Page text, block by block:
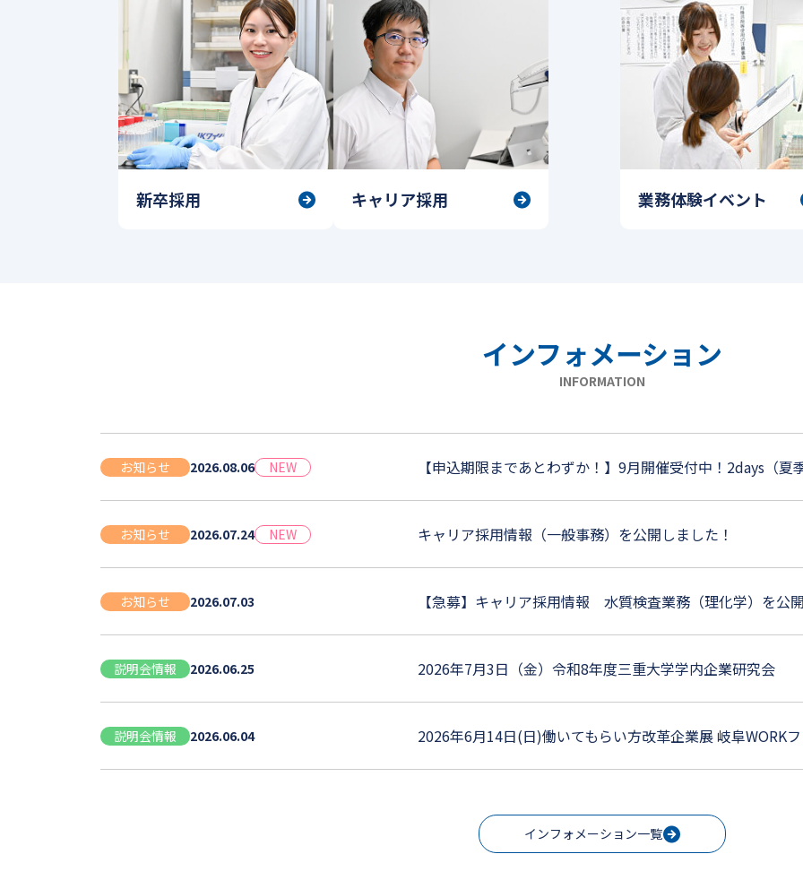
新卒採用 キャリア採用 業務体験イベント
インフォメーション
INFORMATION
お知らせ 2026.08.06 NEW 【申込期限まであとわずか！】9月開催受付中！2days（
お知らせ 2026.07.24 NEW キャリア採用情報（一般事務）を公開しました！
お知らせ 2026.07.03 【急募】キャリア採用情報 水質検査業務（理化学）を公
説明会情報 2026.06.25 2026年7月3日（金）令和8年度三重大学学内企業研究会
説明会情報 2026.06.04 2026年6月14日(日)働いてもらい方改革企業展 岐阜WORK
インフォメーション一覧